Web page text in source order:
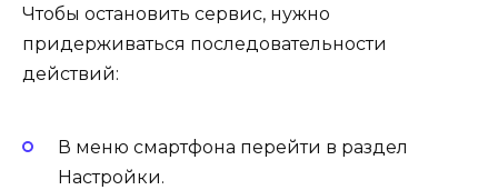
Чтобы остановить сервис, нужно
придерживаться последовательности
действий:
В меню смартфона перейти в раздел
Настройки.